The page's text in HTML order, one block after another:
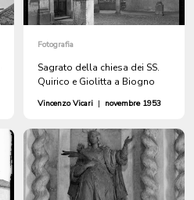
Fotografia
Sagrato della chiesa dei SS.
Quirico e Giolitta a Biogno
Vincenzo Vicari | novembre 1953